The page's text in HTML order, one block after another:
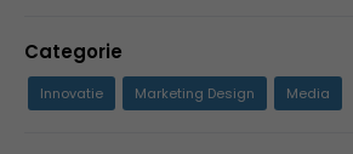
Categorie
Innovatie Marketing Design Media